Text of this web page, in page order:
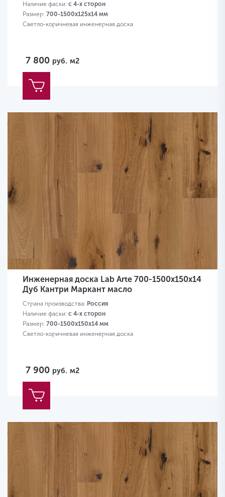
Наличие фаски: с 4-х сторон
Размер: 700-1500х125х14 мм
Светло-коричневая инженерная доска
7 800 руб. м2
Инженерная доска Lab Arte 700-1500х150х14
Дуб Кантри Маркант масло
Страна производства: Россия
Наличие фаски: с 4-х сторон
Размер: 700-1500х150х14 мм
Светло-коричневая инженерная доска
7 900 руб. м2